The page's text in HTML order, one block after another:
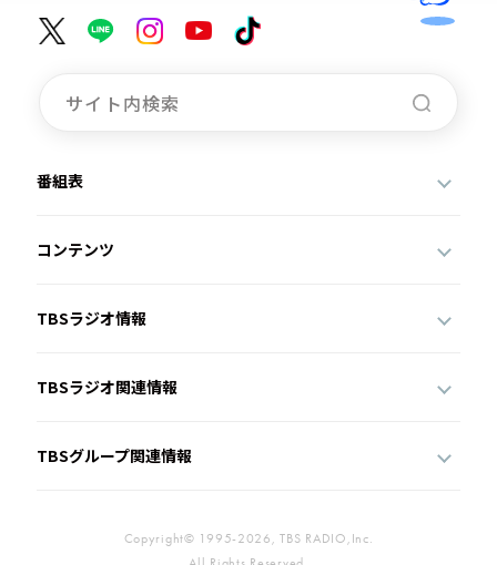
番組表
コンテンツ
TBSラジオ情報
TBSラジオ関連情報
TBSグループ関連情報
Copyright© 1995-2026, TBS RADIO,Inc.